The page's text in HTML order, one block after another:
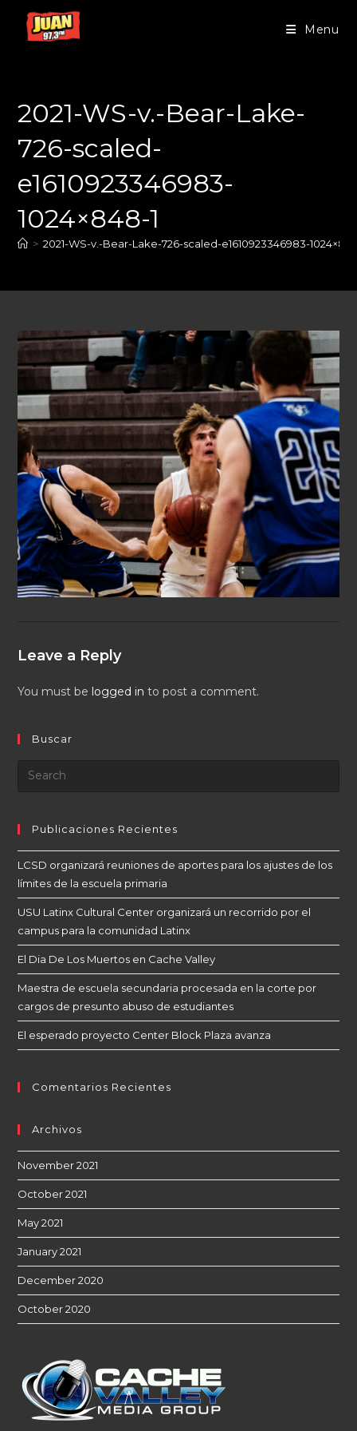
Menu
2021-WS-v.-Bear-Lake-
726-scaled-
e1610923346983-
1024×848-1
> 2021-WS-v.-Bear-Lake-726-scaled-e1610923346983-
Leave a Reply
You must be logged in to post a comment.
Buscar
Publicaciones Recientes
LCSD organizará reuniones de aportes para los ajustes de los
límites de la escuela primaria
USU Latinx Cultural Center organizará un recorrido por el
campus para la comunidad Latinx
El Dia De Los Muertos en Cache Valley
Maestra de escuela secundaria procesada en la corte por
cargos de presunto abuso de estudiantes
El esperado proyecto Center Block Plaza avanza
Comentarios Recientes
Archivos
November 2021
October 2021
May 2021
January 2021
December 2020
October 2020